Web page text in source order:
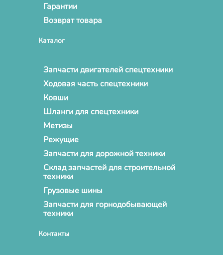
Гарантии
Возврат товара
Каталог
Запчасти двигателей спецтехники
Ходовая часть спецтехники
Ковши
Шланги для спецтехники
Метизы
Режущие
Запчасти для дорожной техники
Склад запчастей для строительной
техники
Грузовые шины
Запчасти для горнодобывающей
техники
Контакты